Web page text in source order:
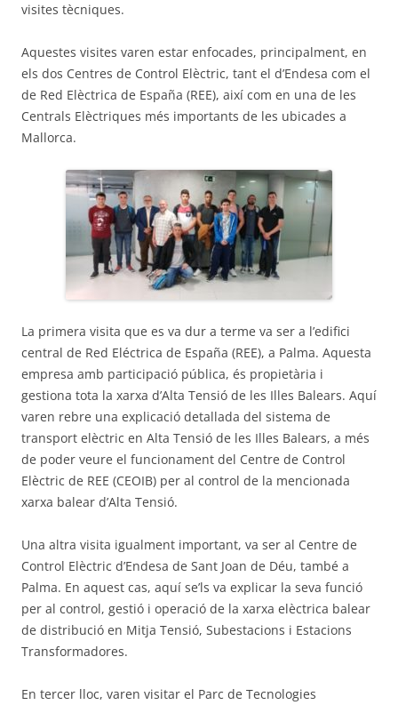
visites tècniques.
Aquestes visites varen estar enfocades, principalment, en
els dos Centres de Control Elèctric, tant el d’Endesa com el
de Red Elèctrica de España (REE), així com en una de les
Centrals Elèctriques més importants de les ubicades a
Mallorca.
La primera visita que es va dur a terme va ser a l’edifici
central de Red Eléctrica de España (REE), a Palma. Aquesta
empresa amb participació pública, és propietària i
gestiona tota la xarxa d’Alta Tensió de les Illes Balears. Aquí
varen rebre una explicació detallada del sistema de
transport elèctric en Alta Tensió de les Illes Balears, a més
de poder veure el funcionament del Centre de Control
Elèctric de REE (CEOIB) per al control de la mencionada
xarxa balear d’Alta Tensió.
Una altra visita igualment important, va ser al Centre de
Control Elèctric d’Endesa de Sant Joan de Déu, també a
Palma. En aquest cas, aquí se’ls va explicar la seva funció
per al control, gestió i operació de la xarxa elèctrica balear
de distribució en Mitja Tensió, Subestacions i Estacions
Transformadores.
En tercer lloc, varen visitar el Parc de Tecnologies